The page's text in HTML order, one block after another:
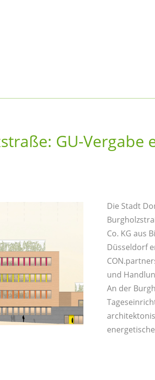
GU-Vergabe
Die Stadt
Co. KG aus
Düsseldorf
und
An der